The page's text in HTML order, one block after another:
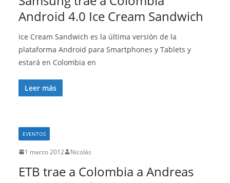
Android 4.0 Ice Cream Sandwich
Ice Cream Sandwich es la última versión de la
plataforma Android para Smartphones y Tablets y
estará en Colombia en
Leer más
EVENTOS
1 marzo 2012 Nicolás
ETB trae a Colombia a Andreas